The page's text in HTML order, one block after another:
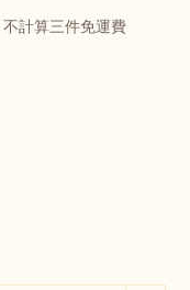
計算三件免運費